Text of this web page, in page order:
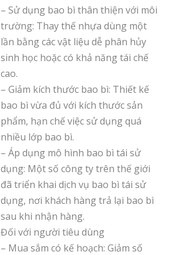
– Sử dụng bao bì thân thiện với môi
trường: Thay thế nhựa dùng một
lần bằng các vật liệu dễ phân hủy
sinh học hoặc có khả năng tái chế
cao.
– Giảm kích thước bao bì: Thiết kế
bao bì vừa đủ với kích thước sản
phẩm, hạn chế việc sử dụng quá
nhiều lớp bao bì.
– Áp dụng mô hình bao bì tái sử
dụng: Một số công ty trên thế giới
đã triển khai dịch vụ bao bì tái sử
dụng, nơi khách hàng trả lại bao bì
sau khi nhận hàng.
Đối với người tiêu dùng
– Mua sắm có kế hoạch: Giảm số